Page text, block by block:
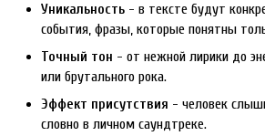
Уникальность - в тексте будут
события, фразы, которые понятны
Точный тон - от нежной лирики до
или брутального рока.
Эффект присутствия - человек
словно в личном саундтреке.